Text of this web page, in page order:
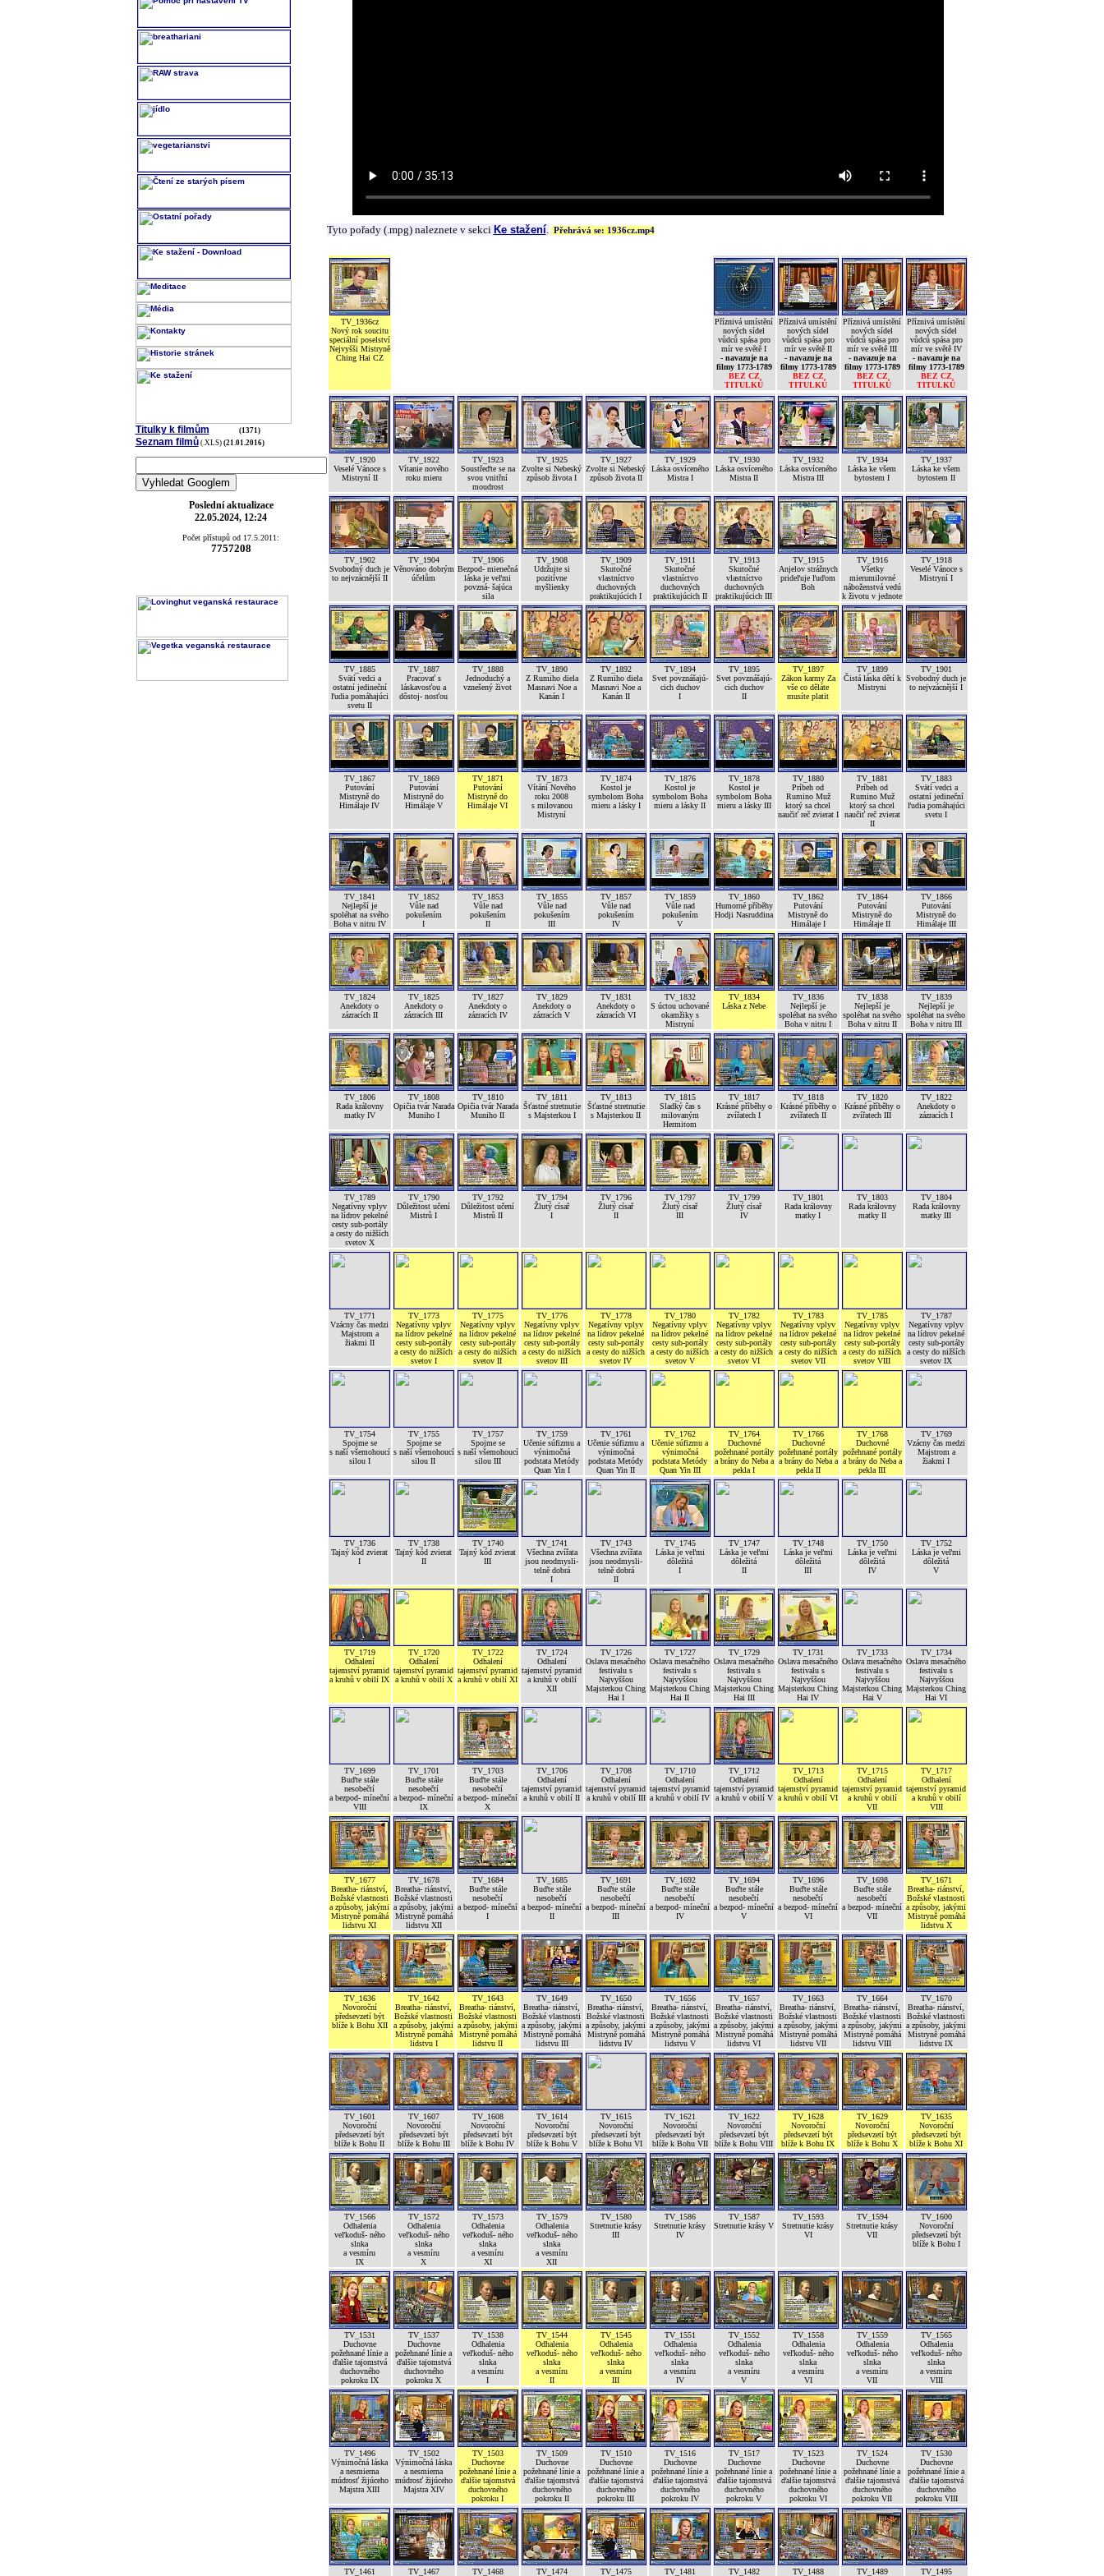
Titulky k filmům (1371)
Seznam filmů (.XLS) (21.01.2016)
Poslední aktualizace
22.05.2024, 12:24
Počet přístupů od 17.5.2011:
7757208
Tyto pořady (.mpg) naleznete v sekci Ke stažení. Přehrává se: 1936cz.mp4
TV_1936cz
Nový rok soucitu
speciální poselství
Nejvyšši Mistryně
Ching Hai CZ
Příznivá umístění
nových sídel
vůdců spása pro
mír ve světě I
- navazuje na
filmy 1773-1789
BEZ CZ
TITULKŮ
Příznivá umístění
nových sídel
vůdců spása pro
mír ve světě II
- navazuje na
filmy 1773-1789
BEZ CZ
TITULKŮ
Příznivá umístění
nových sídel
vůdců spása pro
mír ve světě III
- navazuje na
filmy 1773-1789
BEZ CZ
TITULKŮ
Příznivá umístění
nových sídel
vůdců spása pro
mír ve světě IV
- navazuje na
filmy 1773-1789
BEZ CZ
TITULKŮ
TV_1920
Veselé Vánoce s
Mistryní II
TV_1922
Vítanie nového
roku mieru
TV_1923
Soustřeďte se na
svou vnitřní
moudrost
TV_1925
Zvolte si Nebeský
způsob života I
TV_1927
Zvolte si Nebeský
způsob života II
TV_1929
Láska osvíceného
Mistra I
TV_1930
Láska osvíceného
Mistra II
TV_1932
Láska osvíceného
Mistra III
TV_1934
Láska ke všem
bytostem I
TV_1937
Láska ke všem
bytostem II
TV_1902
Svobodný duch je
to nejvzácnější II
TV_1904
Věnováno dobrým
účelům
TV_1906
Bezpod- mienečná
láska je veľmi
povzná- šajúca
sila
TV_1908
Udržujte si
pozitívne
myšlienky
TV_1909
Skutočné
vlastníctvo
duchovných
praktikujúcich I
TV_1911
Skutočné
vlastníctvo
duchovných
praktikujúcich II
TV_1913
Skutočné
vlastníctvo
duchovných
praktikujúcich III
TV_1915
Anjelov strážnych
prideľuje ľuďom
Boh
TV_1916
Všetky
mierumilovné
náboženstvá vedú
k životu v jednote
TV_1918
Veselé Vánoce s
Mistryní I
TV_1885
Svätí vedci a
ostatní jedineční
ľudia pomáhajúci
svetu II
TV_1887
Pracovať s
láskavosťou a
dôstoj- nosťou
TV_1888
Jednoduchý a
vznešený život
TV_1890
Z Rumiho diela
Masnavi Noe a
Kanán I
TV_1892
Z Rumiho diela
Masnavi Noe a
Kanán II
TV_1894
Svet povznášajú-
cich duchov
I
TV_1895
Svet povznášajú-
cich duchov
II
TV_1897
Zákon karmy Za
vše co děláte
musíte platit
TV_1899
Čistá láska dětí k
Mistryni
TV_1901
Svobodný duch je
to nejvzácnější I
TV_1867
Putování
Mistryně do
Himálaje IV
TV_1869
Putování
Mistryně do
Himálaje V
TV_1871
Putování
Mistryně do
Himálaje VI
TV_1873
Vítání Nového
roku 2008
s milovanou
Mistryní
TV_1874
Kostol je
symbolom Boha
mieru a lásky I
TV_1876
Kostol je
symbolom Boha
mieru a lásky II
TV_1878
Kostol je
symbolom Boha
mieru a lásky III
TV_1880
Príbeh od
Rumino Muž
ktorý sa chcel
naučiť reč zvierat I
TV_1881
Príbeh od
Rumino Muž
ktorý sa chcel
naučiť reč zvierat
II
TV_1883
Svätí vedci a
ostatní jedineční
ľudia pomáhajúci
svetu I
TV_1841
Nejlepší je
spoléhat na svého
Boha v nitru IV
TV_1852
Vůle nad
pokušením
I
TV_1853
Vůle nad
pokušením
II
TV_1855
Vůle nad
pokušením
III
TV_1857
Vůle nad
pokušením
IV
TV_1859
Vůle nad
pokušením
V
TV_1860
Humorné příběhy
Hodji Nasruddina
TV_1862
Putování
Mistryně do
Himálaje I
TV_1864
Putování
Mistryně do
Himálaje II
TV_1866
Putování
Mistryně do
Himálaje III
TV_1824
Anekdoty o
zázracích II
TV_1825
Anekdoty o
zázracích III
TV_1827
Anekdoty o
zázracích IV
TV_1829
Anekdoty o
zázracích V
TV_1831
Anekdoty o
zázracích VI
TV_1832
S úctou uchované
okamžiky s
Mistryní
TV_1834
Láska z Nebe
TV_1836
Nejlepší je
spoléhat na svého
Boha v nitru I
TV_1838
Nejlepší je
spoléhat na svého
Boha v nitru II
TV_1839
Nejlepší je
spoléhat na svého
Boha v nitru III
TV_1806
Rada královny
matky IV
TV_1808
Opičia tvár Narada
Muniho I
TV_1810
Opičia tvár Narada
Muniho II
TV_1811
Šťastné stretnutie
s Majsterkou I
TV_1813
Šťastné stretnutie
s Majsterkou II
TV_1815
Sladký čas s
milovaným
Hermitom
TV_1817
Krásné příběhy o
zvířatech I
TV_1818
Krásné příběhy o
zvířatech II
TV_1820
Krásné příběhy o
zvířatech III
TV_1822
Anekdoty o
zázracích I
TV_1789
Negatívny vplyv
na lídrov pekelné
cesty sub-portály
a cesty do nižších
svetov X
TV_1790
Důležitost učení
Mistrů I
TV_1792
Důležitost učení
Mistrů II
TV_1794
Žlutý císař
I
TV_1796
Žlutý císař
II
TV_1797
Žlutý císař
III
TV_1799
Žlutý císař
IV
TV_1801
Rada královny
matky I
TV_1803
Rada královny
matky II
TV_1804
Rada královny
matky III
TV_1771
Vzácny čas medzi
Majstrom a
žiakmi II
TV_1773
Negatívny vplyv
na lídrov pekelné
cesty sub-portály
a cesty do nižších
svetov I
TV_1775
Negatívny vplyv
na lídrov pekelné
cesty sub-portály
a cesty do nižších
svetov II
TV_1776
Negatívny vplyv
na lídrov pekelné
cesty sub-portály
a cesty do nižších
svetov III
TV_1778
Negatívny vplyv
na lídrov pekelné
cesty sub-portály
a cesty do nižších
svetov IV
TV_1780
Negatívny vplyv
na lídrov pekelné
cesty sub-portály
a cesty do nižších
svetov V
TV_1782
Negatívny vplyv
na lídrov pekelné
cesty sub-portály
a cesty do nižších
svetov VI
TV_1783
Negatívny vplyv
na lídrov pekelné
cesty sub-portály
a cesty do nižších
svetov VII
TV_1785
Negatívny vplyv
na lídrov pekelné
cesty sub-portály
a cesty do nižších
svetov VIII
TV_1787
Negatívny vplyv
na lídrov pekelné
cesty sub-portály
a cesty do nižších
svetov IX
TV_1754
Spojme se
s naší všemohoucí
silou I
TV_1755
Spojme se
s naší všemohoucí
silou II
TV_1757
Spojme se
s naší všemohoucí
silou III
TV_1759
Učenie súfizmu a
výnimočná
podstata Metódy
Quan Yin I
TV_1761
Učenie súfizmu a
výnimočná
podstata Metódy
Quan Yin II
TV_1762
Učenie súfizmu a
výnimočná
podstata Metódy
Quan Yin III
TV_1764
Duchovné
požehnané portály
a brány do Neba a
pekla I
TV_1766
Duchovné
požehnané portály
a brány do Neba a
pekla II
TV_1768
Duchovné
požehnané portály
a brány do Neba a
pekla III
TV_1769
Vzácny čas medzi
Majstrom a
žiakmi I
TV_1736
Tajný kód zvierat
I
TV_1738
Tajný kód zvierat
II
TV_1740
Tajný kód zvierat
III
TV_1741
Všechna zvířata
jsou neodmysli-
telně dobrá
I
TV_1743
Všechna zvířata
jsou neodmysli-
telně dobrá
II
TV_1745
Láska je veľmi
dôležitá
I
TV_1747
Láska je veľmi
dôležitá
II
TV_1748
Láska je veľmi
dôležitá
III
TV_1750
Láska je veľmi
dôležitá
IV
TV_1752
Láska je veľmi
dôležitá
V
TV_1719
Odhalení
tajemství pyramid
a kruhů v obilí IX
TV_1720
Odhalení
tajemství pyramid
a kruhů v obilí X
TV_1722
Odhalení
tajemství pyramid
a kruhů v obilí XI
TV_1724
Odhalení
tajemství pyramid
a kruhů v obilí
XII
TV_1726
Oslava mesačného
festivalu s
Najvyššou
Majsterkou Ching
Hai I
TV_1727
Oslava mesačného
festivalu s
Najvyššou
Majsterkou Ching
Hai II
TV_1729
Oslava mesačného
festivalu s
Najvyššou
Majsterkou Ching
Hai III
TV_1731
Oslava mesačného
festivalu s
Najvyššou
Majsterkou Ching
Hai IV
TV_1733
Oslava mesačného
festivalu s
Najvyššou
Majsterkou Ching
Hai V
TV_1734
Oslava mesačného
festivalu s
Najvyššou
Majsterkou Ching
Hai VI
TV_1699
Buďte stále
nesobečtí
a bezpod- míneční
VIII
TV_1701
Buďte stále
nesobečtí
a bezpod- míneční
IX
TV_1703
Buďte stále
nesobečtí
a bezpod- míneční
X
TV_1706
Odhalení
tajemství pyramid
a kruhů v obilí II
TV_1708
Odhalení
tajemství pyramid
a kruhů v obilí III
TV_1710
Odhalení
tajemství pyramid
a kruhů v obilí IV
TV_1712
Odhalení
tajemství pyramid
a kruhů v obilí V
TV_1713
Odhalení
tajemství pyramid
a kruhů v obilí VI
TV_1715
Odhalení
tajemství pyramid
a kruhů v obilí
VII
TV_1717
Odhalení
tajemství pyramid
a kruhů v obilí
VIII
TV_1677
Breatha- riánství,
Božské vlastnosti
a způsoby, jakými
Mistryně pomáhá
lidstvu XI
TV_1678
Breatha- riánství,
Božské vlastnosti
a způsoby, jakými
Mistryně pomáhá
lidstvu XII
TV_1684
Buďte stále
nesobečtí
a bezpod- míneční
I
TV_1685
Buďte stále
nesobečtí
a bezpod- míneční
II
TV_1691
Buďte stále
nesobečtí
a bezpod- míneční
III
TV_1692
Buďte stále
nesobečtí
a bezpod- míneční
IV
TV_1694
Buďte stále
nesobečtí
a bezpod- míneční
V
TV_1696
Buďte stále
nesobečtí
a bezpod- míneční
VI
TV_1698
Buďte stále
nesobečtí
a bezpod- míneční
VII
TV_1671
Breatha- riánství,
Božské vlastnosti
a způsoby, jakými
Mistryně pomáhá
lidstvu X
TV_1636
Novoroční
předsevzetí být
blíže k Bohu XII
TV_1642
Breatha- riánství,
Božské vlastnosti
a způsoby, jakými
Mistryně pomáhá
lidstvu I
TV_1643
Breatha- riánství,
Božské vlastnosti
a způsoby, jakými
Mistryně pomáhá
lidstvu II
TV_1649
Breatha- riánství,
Božské vlastnosti
a způsoby, jakými
Mistryně pomáhá
lidstvu III
TV_1650
Breatha- riánství,
Božské vlastnosti
a způsoby, jakými
Mistryně pomáhá
lidstvu IV
TV_1656
Breatha- riánství,
Božské vlastnosti
a způsoby, jakými
Mistryně pomáhá
lidstvu V
TV_1657
Breatha- riánství,
Božské vlastnosti
a způsoby, jakými
Mistryně pomáhá
lidstvu VI
TV_1663
Breatha- riánství,
Božské vlastnosti
a způsoby, jakými
Mistryně pomáhá
lidstvu VII
TV_1664
Breatha- riánství,
Božské vlastnosti
a způsoby, jakými
Mistryně pomáhá
lidstvu VIII
TV_1670
Breatha- riánství,
Božské vlastnosti
a způsoby, jakými
Mistryně pomáhá
lidstvu IX
TV_1601
Novoroční
předsevzetí být
blíže k Bohu II
TV_1607
Novoroční
předsevzetí být
blíže k Bohu III
TV_1608
Novoroční
předsevzetí být
blíže k Bohu IV
TV_1614
Novoroční
předsevzetí být
blíže k Bohu V
TV_1615
Novoroční
předsevzetí být
blíže k Bohu VI
TV_1621
Novoroční
předsevzetí být
blíže k Bohu VII
TV_1622
Novoroční
předsevzetí být
blíže k Bohu VIII
TV_1628
Novoroční
předsevzetí být
blíže k Bohu IX
TV_1629
Novoroční
předsevzetí být
blíže k Bohu X
TV_1635
Novoroční
předsevzetí být
blíže k Bohu XI
TV_1566
Odhalenia
veľkoduš- ného
slnka
a vesmíru
IX
TV_1572
Odhalenia
veľkoduš- ného
slnka
a vesmíru
X
TV_1573
Odhalenia
veľkoduš- ného
slnka
a vesmíru
XI
TV_1579
Odhalenia
veľkoduš- ného
slnka
a vesmíru
XII
TV_1580
Stretnutie krásy
III
TV_1586
Stretnutie krásy
IV
TV_1587
Stretnutie krásy V
TV_1593
Stretnutie krásy
VI
TV_1594
Stretnutie krásy
VII
TV_1600
Novoroční
předsevzetí být
blíže k Bohu I
TV_1531
Duchovne
požehnané línie a
ďalšie tajomstvá
duchovného
pokroku IX
TV_1537
Duchovne
požehnané línie a
ďalšie tajomstvá
duchovného
pokroku X
TV_1538
Odhalenia
veľkoduš- ného
slnka
a vesmíru
I
TV_1544
Odhalenia
veľkoduš- ného
slnka
a vesmíru
II
TV_1545
Odhalenia
veľkoduš- ného
slnka
a vesmíru
III
TV_1551
Odhalenia
veľkoduš- ného
slnka
a vesmíru
IV
TV_1552
Odhalenia
veľkoduš- ného
slnka
a vesmíru
V
TV_1558
Odhalenia
veľkoduš- ného
slnka
a vesmíru
VI
TV_1559
Odhalenia
veľkoduš- ného
slnka
a vesmíru
VII
TV_1565
Odhalenia
veľkoduš- ného
slnka
a vesmíru
VIII
TV_1496
Výnimočná láska
a nesmierna
múdrosť žijúceho
Majstra XIII
TV_1502
Výnimočná láska
a nesmierna
múdrosť žijúceho
Majstra XIV
TV_1503
Duchovne
požehnané línie a
ďalšie tajomstvá
duchovného
pokroku I
TV_1509
Duchovne
požehnané línie a
ďalšie tajomstvá
duchovného
pokroku II
TV_1510
Duchovne
požehnané línie a
ďalšie tajomstvá
duchovného
pokroku III
TV_1516
Duchovne
požehnané línie a
ďalšie tajomstvá
duchovného
pokroku IV
TV_1517
Duchovne
požehnané línie a
ďalšie tajomstvá
duchovného
pokroku V
TV_1523
Duchovne
požehnané línie a
ďalšie tajomstvá
duchovného
pokroku VI
TV_1524
Duchovne
požehnané línie a
ďalšie tajomstvá
duchovného
pokroku VII
TV_1530
Duchovne
požehnané línie a
ďalšie tajomstvá
duchovného
pokroku VIII
TV_1461 TV_1467 TV_1468 TV_1474 TV_1475 TV_1481 TV_1482 TV_1488 TV_1489 TV_1495